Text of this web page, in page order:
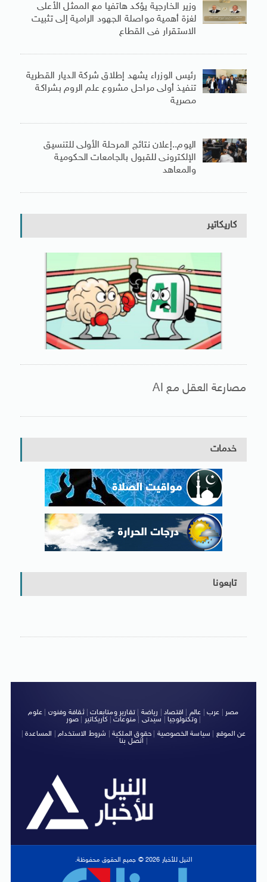
وزير الخارجية يؤكد هاتفيا مع الممثل الأعلى
لغزة أهمية مواصلة الجهود الرامية إلى تثبيت
الاستقرار فى القطاع
رئيس الوزراء يشهد إطلاق شركة الديار القطرية
تنفيذ أولى مراحل مشروع علم الروم بشراكة
مصرية
اليوم..إعلان نتائج المرحلة الأولى للتنسيق
الإلكترونى للقبول بالجامعات الحكومية
والمعاهد
كاريكاتير
مصارعة العقل مع AI
خدمات
تابعونا
مصر عرب عالم اقتصاد رياضة |تقارير ومتابعات|ثقافة وفنون
علوم
وتكنولوجيا| سيدتى منوعات كاريكاتير صور
|
عن الموقع
سياسة الخصوصية حقوق الملكية شروط الاستخدام| المساعدة|
اتصل بنا
النيل للأخبار 2026 © جميع الحقوق محفوظة.